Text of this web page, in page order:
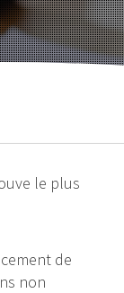
le plus
de
non